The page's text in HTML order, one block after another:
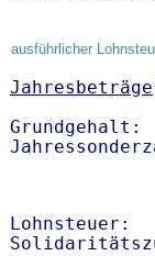
ausführlicher
Jahresbeträge